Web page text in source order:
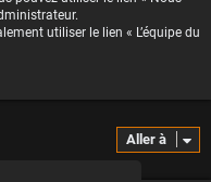
utiliser le lien « L’équipe du
Aller à